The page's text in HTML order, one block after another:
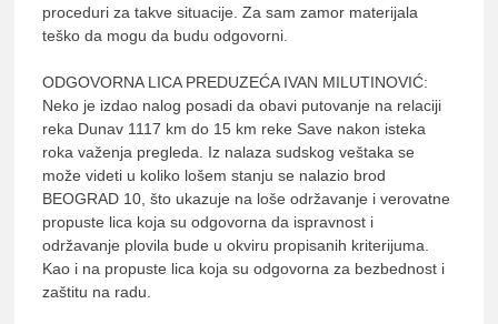
proceduri za takve situacije. Za sam zamor materijala
teško da mogu da budu odgovorni.
ODGOVORNA LICA PREDUZEĆA IVAN MILUTINOVIĆ:
Neko je izdao nalog posadi da obavi putovanje na relaciji
reka Dunav 1117 km do 15 km reke Save nakon isteka
roka važenja pregleda. Iz nalaza sudskog veštaka se
može videti u koliko lošem stanju se nalazio brod
BEOGRAD 10, što ukazuje na loše održavanje i verovatne
propuste lica koja su odgovorna da ispravnost i
održavanje plovila bude u okviru propisanih kriterijuma.
Kao i na propuste lica koja su odgovorna za bezbednost i
zaštitu na radu.